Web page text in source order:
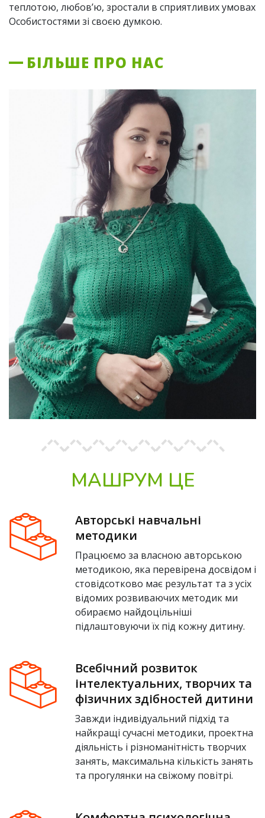
теплотою, любов’ю, зростали в сприятливих умовах
Особистостями зі своєю думкою.
БІЛЬШЕ ПРО НАС
МАШРУМ ЦЕ
Авторські навчальні
методики
Працюємо за власною авторською
методикою, яка перевірена досвідом і
стовідсотково має результат та з усіх
відомих розвиваючих методик ми
обираємо найдоцільніші
підлаштовуючи їх під кожну дитину.
Всебічний розвиток
інтелектуальних, творчих та
фізичних здібностей дитини
Завжди індивідуальний підхід та
найкращі сучасні методики, проектна
діяльність і різноманітність творчих
занять, максимальна кількість занять
та прогулянки на свіжому повітрі.